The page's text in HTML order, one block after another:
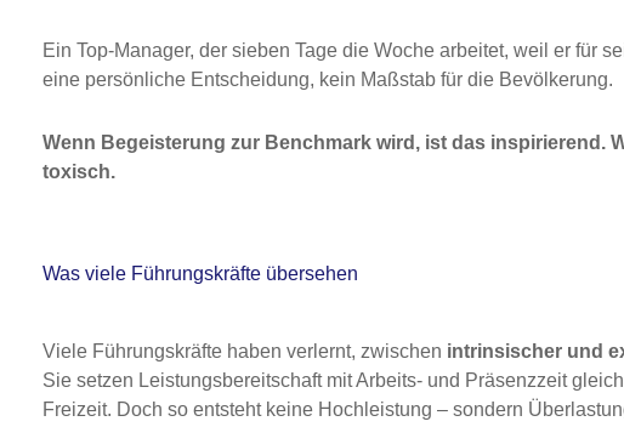
Ein Top-Manager, der sieben Tage die Woche arbeitet, weil er für
eine persönliche Entscheidung, kein Maßstab für die Bevölkerung.
Wenn Begeisterung zur Benchmark wird, ist das inspirierend.
toxisch.
Was viele Führungskräfte übersehen
Viele Führungskräfte haben verlernt, zwischen intrinsischer und
Sie setzen Leistungsbereitschaft mit Arbeits- und Präsenzzeit
Freizeit. Doch so entsteht keine Hochleistung – sondern